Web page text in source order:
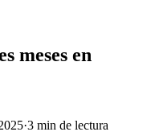
meses en
·3 min de lectura